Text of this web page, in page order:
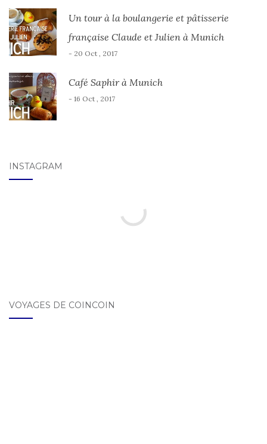
Un tour à la boulangerie et pâtisserie
française Claude et Julien à Munich
- 20 Oct , 2017
Café Saphir à Munich
- 16 Oct , 2017
INSTAGRAM
VOYAGES DE COINCOIN